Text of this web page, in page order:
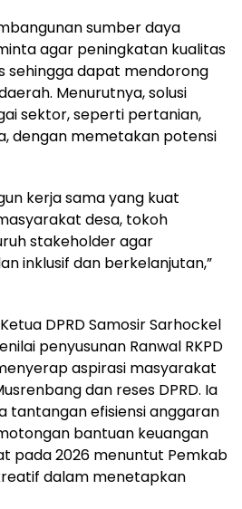
sumber daya
agar peningkatan kualitas
sehingga dapat mendorong
Menurutnya, solusi
sektor, seperti pertanian,
dengan memetakan potensi
kerja sama yang kuat
desa, tokoh
stakeholder agar
inklusif dan berkelanjutan,”
DPRD Samosir Sarhockel
penyusunan Ranwal RKPD
aspirasi masyarakat
dan reses DPRD. Ia
tantangan efisiensi anggaran
bantuan keuangan
pada 2026 menuntut Pemkab
dalam menetapkan